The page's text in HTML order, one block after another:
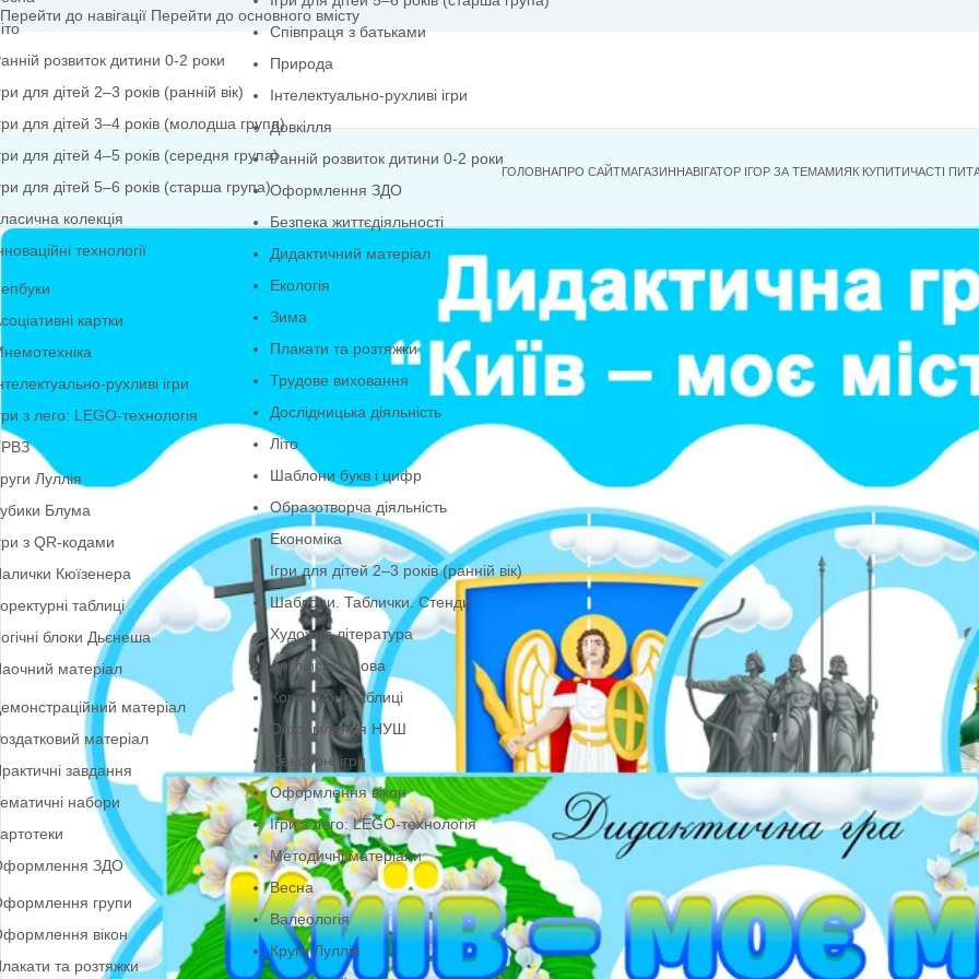
Перейти до навігаціїПерейти до основного вмісту
Співпраця з батьками
Природа
Довкілля
Ранній розвиток дитини 0-2 роки
Оформлення ЗДО
Безпека життєдіяльності
Дидактичний матеріал
Зима
Плакати та розтяжки
Трудове виховання
Дослідницька діяльність
Літо
Шаблони букв і цифр
Образотворча діяльність
Економіка
Ігри для дітей 2–3 років (ранній вік)
Шаблони. Таблички. Стенди
Художня література
Англійська мова
Коректурні таблиці
Оформлення НУШ
Сенсорні ігри
Оформлення вікон
Ігри з лего: LEGO-технологія
розвиток дитини 0-2 роки
для дітей 3–4 років (молодша група)
для дітей 4–5 років (середня група)
для дітей 5–6 років (старша група)
колекція
технології
картки
рухливі ігри
з лего: LEGO-технологія
Блума
з QR-кодами
Кюїзенера
таблиці
блоки Дьєнеша
матеріал
матеріал
матеріал
завдання
набори